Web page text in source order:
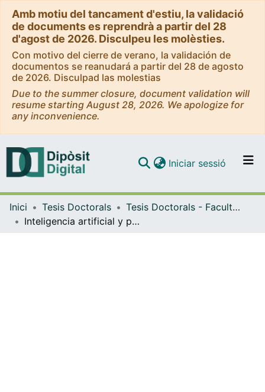
Amb motiu del tancament d'estiu, la validació
de documents es reprendrà a partir del 28
d'agost de 2026. Disculpeu les molèsties.
Con motivo del cierre de verano, la validación de
documentos se reanudará a partir del 28 de agosto
de 2026. Disculpad las molestias
Due to the summer closure, document validation will
resume starting August 28, 2026. We apologize for
any inconvenience.
Navega per tot el DD
Com publicar
Iniciar sessió (current)
Inici Tesis Doctorals
Tesis Doctorals - Facultat - Educació
Inteligencia artificial y pedagogía: Un estudio sobre los impactos en la relación educativa y en el rol docente